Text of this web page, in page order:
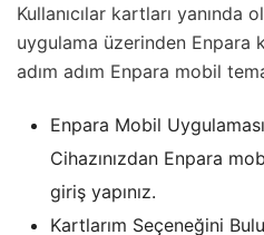
Kullanıcılar kartları yanında
uygulama üzerinden Enpara
adım adım Enpara mobil
Enpara Mobil
Cihazınızdan Enpara
giriş yapınız.
Kartlarım Seçeneğini